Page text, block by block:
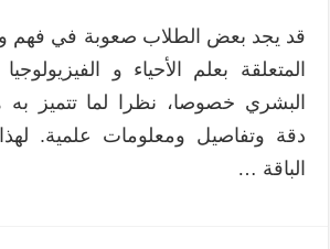
قد يجد بعض الطلاب صعوبة في فهم
المتعلقة بعلم الأحياء و
البشري خصوصا، نظرا لما تتميز
دقة وتفاصيل ومعلومات علمية.
الباقة …